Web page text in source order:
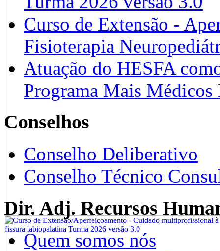
Curso de Extensão -
Fisioterapia
Atuação do HESFA
Programa Mais
Conselhos
Conselho Deliberativo
Conselho Técnico
Dir. Adj. Recursos
Quem somos nós